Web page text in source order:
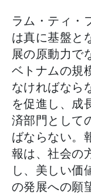
ラム・ティ・
は真に基盤と
展の原動力で
ベトナムの規
なければなら
を促進し、成
済部門として
ばならない。
報は、社会の
し、美しい価
の発展への願